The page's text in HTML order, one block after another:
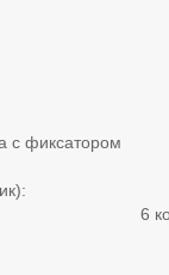
с фиксатором
6